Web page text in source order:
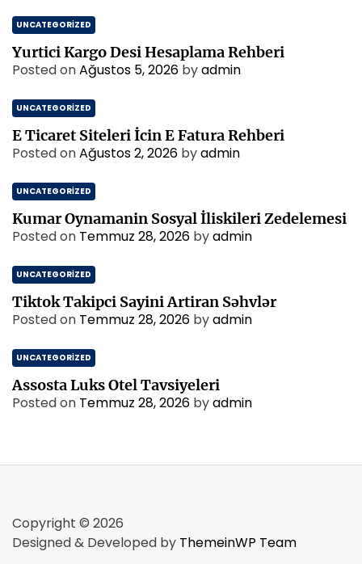
UNCATEGORIZED
Yurtici Kargo Desi Hesaplama Rehberi
Posted onAğustos 5, 2026 byadmin
UNCATEGORIZED
E Ticaret Siteleri İcin E Fatura Rehberi
Posted onAğustos 2, 2026 byadmin
UNCATEGORIZED
Kumar Oynamanin Sosyal İliskileri Zedelemesi
Posted on Temmuz 28, 2026 byadmin
UNCATEGORIZED
Tiktok Takipci Sayini Artiran Səhvlər
Posted on Temmuz 28, 2026 byadmin
UNCATEGORIZED
Assosta Luks Otel Tavsiyeleri
Posted on Temmuz 28, 2026 byadmin
Copyright © 2026
Designed & Developed by ThemeinWP Team